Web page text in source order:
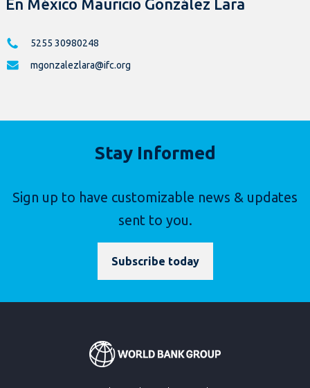
En México Mauricio González Lara
5255 30980248
mgonzalezlara@ifc.org
Stay Informed
Sign up to have customizable news & updates
sent to you.
Subscribe today